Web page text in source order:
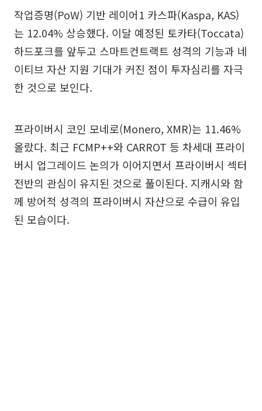
작업증명(PoW) 기반 레이어1 카스파(Kaspa, KAS)
는 12.04% 상승했다. 이달 예정된 토카타(Toccata)
하드포크를 앞두고 스마트컨트랙트 성격의 기능과 네
이티브 자산 지원 기대가 커진 점이 투자심리를 자극
한 것으로 보인다.
프라이버시 코인 모네로(Monero, XMR)는 11.46%
올랐다. 최근 FCMP++와 CARROT 등 차세대 프라이
버시 업그레이드 논의가 이어지면서 프라이버시 섹터
전반의 관심이 유지된 것으로 풀이된다. 지캐시와 함
께 방어적 성격의 프라이버시 자산으로 수급이 유입
된 모습이다.